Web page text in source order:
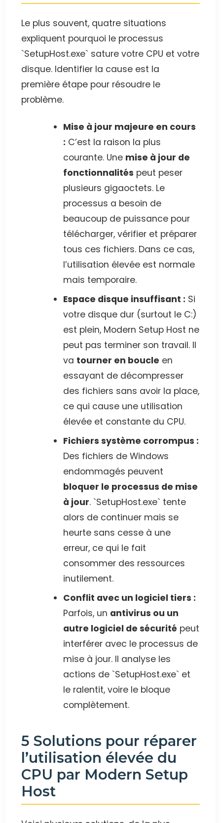
Le plus souvent, quatre situations
expliquent pourquoi le processus
`SetupHost.exe` sature votre CPU et votre
disque. Identifier la cause est la
première étape pour résoudre le
problème.
Mise à jour majeure en cours
: C’est la raison la plus
courante. Une mise à jour de
fonctionnalités peut peser
plusieurs gigaoctets. Le
processus a besoin de
beaucoup de puissance pour
télécharger, vérifier et préparer
tous ces fichiers. Dans ce cas,
l’utilisation élevée est normale
mais temporaire.
Espace disque insuffisant : Si
votre disque dur (surtout le C:)
est plein, Modern Setup Host ne
peut pas terminer son travail. Il
va tourner en boucle en
essayant de décompresser
des fichiers sans avoir la place,
ce qui cause une utilisation
élevée et constante du CPU.
Fichiers système corrompus :
Des fichiers de Windows
endommagés peuvent
bloquer le processus de mise
à jour. `SetupHost.exe` tente
alors de continuer mais se
heurte sans cesse à une
erreur, ce qui le fait
consommer des ressources
inutilement.
Conflit avec un logiciel tiers :
Parfois, un antivirus ou un
autre logiciel de sécurité peut
interférer avec le processus de
mise à jour. Il analyse les
actions de `SetupHost.exe` et
le ralentit, voire le bloque
complètement.
5 Solutions pour réparer
l’utilisation élevée du
CPU par Modern Setup
Host